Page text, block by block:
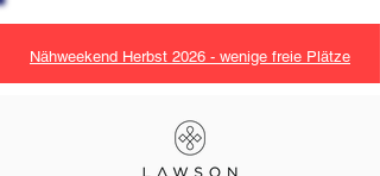
Nähweekend Herbst 2026 - wenige freie Plätze